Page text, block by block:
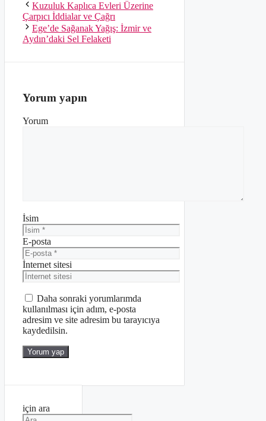
Kuzuluk Kaplıca Evleri Üzerine
Çarpıcı İddialar ve Çağrı
Ege’de Sağanak Yağış: İzmir ve
Aydın’daki Sel Felaketi
Yorum yapın
Yorum
İsim
E-posta
İnternet sitesi
Daha sonraki yorumlarımda
kullanılması için adım, e-posta
adresim ve site adresim bu tarayıcıya
kaydedilsin.
için ara